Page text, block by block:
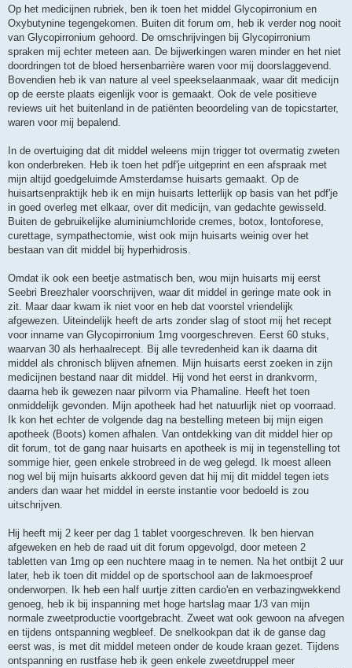
Op het medicijnen rubriek, ben ik toen het middel Glycopirronium en
Oxybutynine tegengekomen. Buiten dit forum om, heb ik verder nog nooit
van Glycopirronium gehoord. De omschrijvingen bij Glycopirronium
spraken mij echter meteen aan. De bijwerkingen waren minder en het niet
doordringen tot de bloed hersenbarrière waren voor mij doorslaggevend.
Bovendien heb ik van nature al veel speekselaanmaak, waar dit medicijn
op de eerste plaats eigenlijk voor is gemaakt. Ook de vele positieve
reviews uit het buitenland in de patiënten beoordeling van de topicstarter,
waren voor mij bepalend.
In de overtuiging dat dit middel weleens mijn trigger tot overmatig zweten
kon onderbreken. Heb ik toen het pdf'je uitgeprint en een afspraak met
mijn altijd goedgeluimde Amsterdamse huisarts gemaakt. Op de
huisartsenpraktijk heb ik en mijn huisarts letterlijk op basis van het pdf'je
in goed overleg met elkaar, over dit medicijn, van gedachte gewisseld.
Buiten de gebruikelijke aluminiumchloride cremes, botox, lontoforese,
curettage, sympathectomie, wist ook mijn huisarts weinig over het
bestaan van dit middel bij hyperhidrosis.
Omdat ik ook een beetje astmatisch ben, wou mijn huisarts mij eerst
Seebri Breezhaler voorschrijven, waar dit middel in geringe mate ook in
zit. Maar daar kwam ik niet voor en heb dat voorstel vriendelijk
afgewezen. Uiteindelijk heeft de arts zonder slag of stoot mij het recept
voor inname van Glycopirronium 1mg voorgeschreven. Eerst 60 stuks,
waarvan 30 als herhaalrecept. Bij alle tevredenheid kan ik daarna dit
middel als chronisch blijven afnemen. Mijn huisarts eerst zoeken in zijn
medicijnen bestand naar dit middel. Hij vond het eerst in drankvorm,
daarna heb ik gewezen naar pilvorm via Phamaline. Heeft het toen
onmiddelijk gevonden. Mijn apotheek had het natuurlijk niet op voorraad.
Ik kon het echter de volgende dag na bestelling meteen bij mijn eigen
apotheek (Boots) komen afhalen. Van ontdekking van dit middel hier op
dit forum, tot de gang naar huisarts en apotheek is mij in tegenstelling tot
sommige hier, geen enkele strobreed in de weg gelegd. Ik moest alleen
nog wel bij mijn huisarts akkoord geven dat hij mij dit middel tegen iets
anders dan waar het middel in eerste instantie voor bedoeld is zou
uitschrijven.
Hij heeft mij 2 keer per dag 1 tablet voorgeschreven. Ik ben hiervan
afgeweken en heb de raad uit dit forum opgevolgd, door meteen 2
tabletten van 1mg op een nuchtere maag in te nemen. Na het ontbijt 2 uur
later, heb ik toen dit middel op de sportschool aan de lakmoesproef
onderworpen. Ik heb een half uurtje zitten cardio'en en verbazingwekkend
genoeg, heb ik bij inspanning met hoge hartslag maar 1/3 van mijn
normale zweetproductie voortgebracht. Zweet wat ook gewoon na afvegen
en tijdens ontspanning wegbleef. De snelkookpan dat ik de ganse dag
eerst was, is met dit middel meteen onder de koude kraan gezet. Tijdens
ontspanning en rustfase heb ik geen enkele zweetdruppel meer